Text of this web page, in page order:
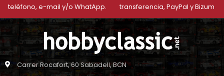
teléfono, e-mail y/o WhatApp.
transferencia, PayPal y Bizum
Carrer Rocafort, 60 Sabadell, BCN